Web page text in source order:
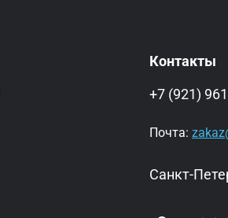
Контакты
+7 (921)
Почта:
Санкт-